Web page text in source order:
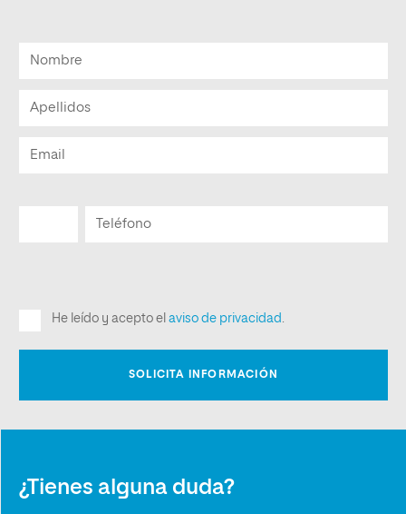
¿Tienes alguna duda?